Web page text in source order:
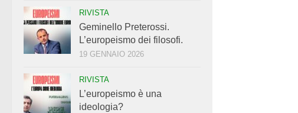
RIVISTA
Geminello Preterossi.
L’europeismo dei filosofi.
19 GENNAIO 2026
RIVISTA
L’europeismo è una
ideologia?